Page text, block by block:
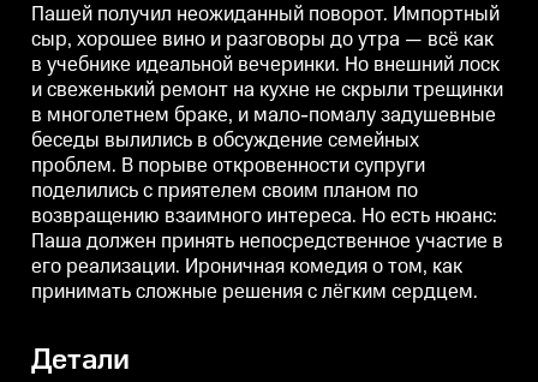
семейных проблем. В порыве
откровенности супруги
поделились с приятелем своим
планом по возвращению
взаимного интереса. Но есть
нюанс: Паша должен принять
непосредственное участие в его
реализации. Ироничная
комедия о том, как принимать
сложные решения с лёгким
сердцем.
Пашей получил неожиданный поворот. Импортный
сыр, хорошее вино и разговоры до утра — всё как
в учебнике идеальной вечеринки. Но внешний лоск
и свеженький ремонт на кухне не скрыли трещинки
в многолетнем браке, и мало-помалу задушевные
беседы вылились в обсуждение семейных
проблем. В порыве откровенности супруги
поделились с приятелем своим планом по
возвращению взаимного интереса. Но есть нюанс:
Паша должен принять непосредственное участие в
его реализации. Ироничная комедия о том, как
принимать сложные решения с лёгким сердцем.
Детали